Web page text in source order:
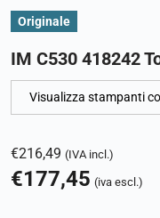
Originale
IM C530 418242
Visualizza stampanti
€216,49 (IVA incl.)
€177,45 (iva escl.)